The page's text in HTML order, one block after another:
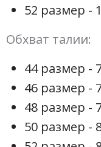
52 размер -
Обхват талии:
44 размер -
46 размер -
48 размер -
50 размер -